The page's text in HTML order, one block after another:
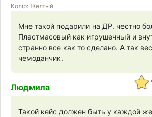
Колір: Желтый
Мне такой подарили на ДР. честно
Пластмасовый как игрушечный и
странно все как то сделано. А так
чемоданчик.
Людмила
Такой кейс должен быть у каждой